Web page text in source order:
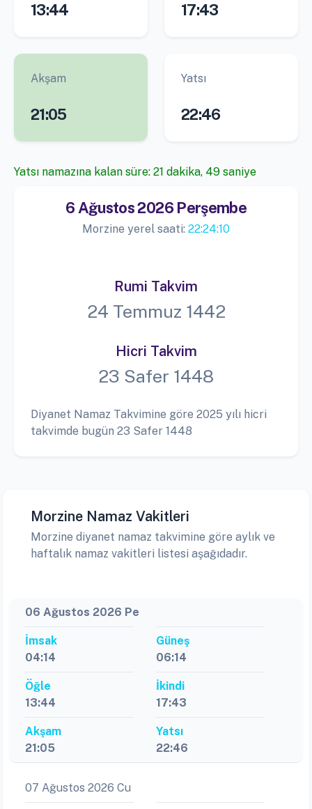
13:44 17:43
Akşam
21:05
Yatsı
22:46
Yatsı namazına kalan süre: 21 dakika, 48 saniye
6 Ağustos 2026 Perşembe
Morzine yerel saati:22:24:11
Rumi Takvim
24 Temmuz 1442
Hicri Takvim
23 Safer 1448
Diyanet Namaz Takvimine göre 2025 yılı hicri
takvimde bugün 23 Safer 1448
Morzine Namaz Vakitleri
Morzine diyanet namaz takvimine göre aylık ve
haftalık namaz vakitleri listesi aşağıdadır.
06 Ağustos 2026 Pe
İmsak
04:14
Güneş
06:14
Öğle
13:44
İkindi
17:43
Akşam
21:05
Yatsı
22:46
07 Ağustos 2026 Cu